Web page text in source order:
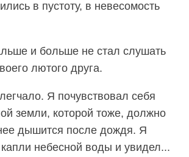
в пустоту, в невесомость
и больше не стал слушать
лютого друга.
Я почувствовал себя
земли, которой тоже, должно
дышится после дождя. Я
капли небесной воды и увидел...